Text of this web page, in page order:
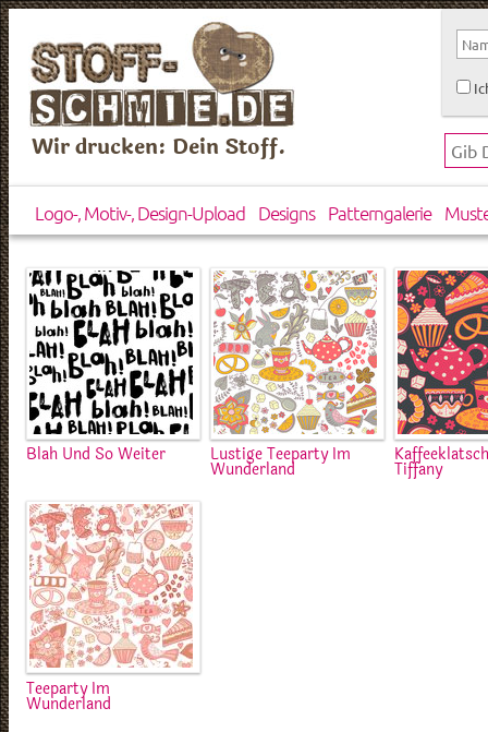
Wir drucken: Dein Stoff.
Logo-, Motiv-, Design-Upload Designs Patterngalerie
Blah Und So Weiter Lustige Teeparty Im
Wunderland Tiffany
Teeparty Im
Wunderland